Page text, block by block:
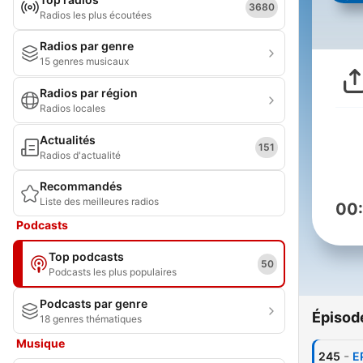
Radios les plus écoutées
3680
Radios par genre
15 genres musicaux
Radios par région
Radios locales
Actualités
Radios d'actualité
151
Recommandés
Liste des meilleures radios
Podcasts
Top podcasts
Podcasts les plus populaires
50
Podcasts par genre
18 genres thématiques
Musique
245 -